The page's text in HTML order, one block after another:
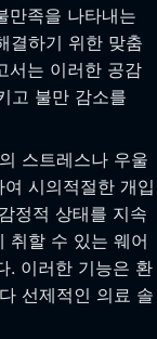
만족을 나타내는
결하기 위한 맞춤
서는 이러한 공감
고 불만 감소를
스트레스나 우울
시의적절한 개입
정적 상태를 지속
취할 수 있는 웨어
. 이러한 기능은 환
선제적인 의료 솔